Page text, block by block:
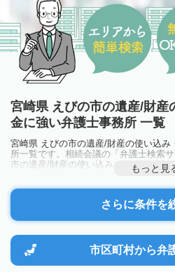
宮崎県 えびの市の遺産/財産
金に強い弁護士事務所 一覧
宮崎県 えびの市の遺産/財産の使い込
所一覧です。相続会議の「弁護士検索
市の遺産/財産の使い込み・使途不明金
ることが出来ます。相続のトラブルや
の弁護士に相談してみましょう。
もっと見
さらに条件を
市区町村から弁